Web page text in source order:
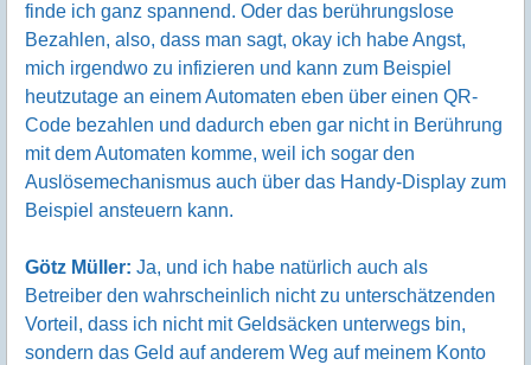
finde ich ganz spannend. Oder das berührungslose
Bezahlen, also, dass man sagt, okay ich habe Angst,
mich irgendwo zu infizieren und kann zum Beispiel
heutzutage an einem Automaten eben über einen QR-
Code bezahlen und dadurch eben gar nicht in Berührung
mit dem Automaten komme, weil ich sogar den
Auslösemechanismus auch über das Handy-Display zum
Beispiel ansteuern kann.
Götz Müller: Ja, und ich habe natürlich auch als
Betreiber den wahrscheinlich nicht zu unterschätzenden
Vorteil, dass ich nicht mit Geldsäcken unterwegs bin,
sondern das Geld auf anderem Weg auf meinem Konto